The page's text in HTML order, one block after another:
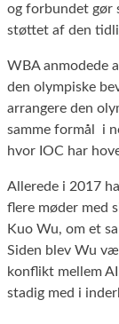
og forbundet gør
støttet af den
WBA anmodede
den olympiske
arrangere den
samme formål i
hvor IOC har
Allerede i 2017
flere møder med
Kuo Wu, om et
Siden blev Wu
konflikt mellem
stadig med i